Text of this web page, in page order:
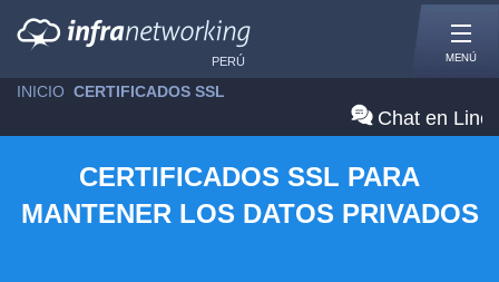
PERÚ MENÚ
INICIO »CERTIFICADOS SSL
Chat en
CERTIFICADOS SSL PARA
MANTENER LOS DATOS PRIVADOS